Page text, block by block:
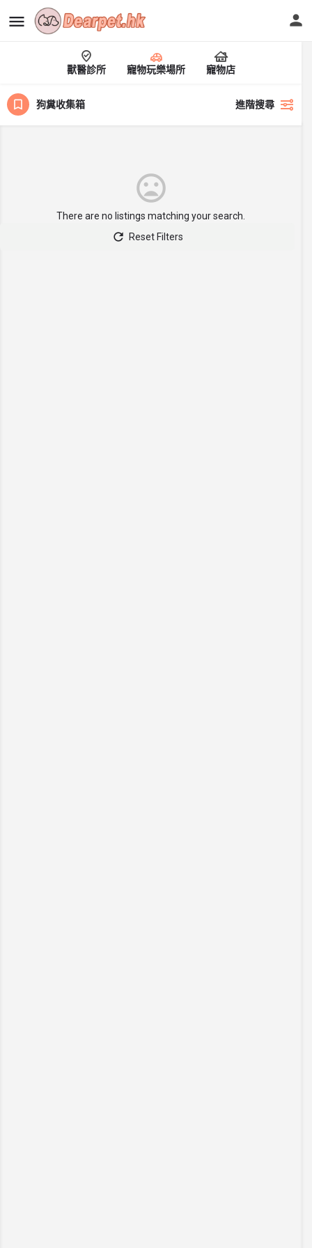
獸醫診所 寵物玩樂場所 寵物店
狗糞收集箱 進階搜尋
There are no listings matching your search.
Reset Filters